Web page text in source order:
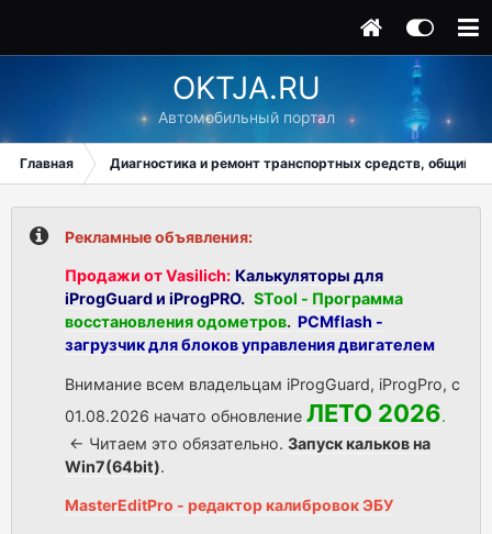
OKTJA.RU
Автомобильный портал
Главная Диагностика и ремонт транспортных средств, общий
Рекламные объявления:
Продажи от Vasilich: Калькуляторы для
iProgGuard и iProgPRO. STool - Программа
восстановления одометров. PCMflash -
загрузчик для блоков управления двигателем
Внимание всем владельцам iProgGuard, iProgPro, с
01.08.2026 начато обновление ЛЕТО 2026.
<- Читаем это обязательно. Запуск кальков на
Win7(64bit).
MasterEditPro - редактор калибровок ЭБУ